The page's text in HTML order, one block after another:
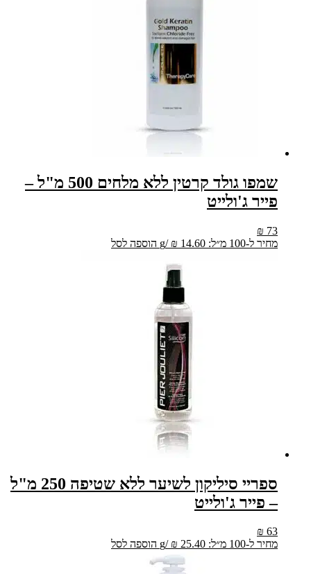
שמפו גולד קרטין ללא מלחים 500 מ"ל –
פייר ג'ולייט
₪ 73
מחיר ל-100 מ״ל:
₪ 14.60
/
g הוספה לסל
ספריי סיליקון לשיער ללא שטיפה 250 מ"ל
– פייר ג'ולייט
₪ 63
מחיר ל-100 מ״ל:
₪ 25.40
/
g הוספה לסל